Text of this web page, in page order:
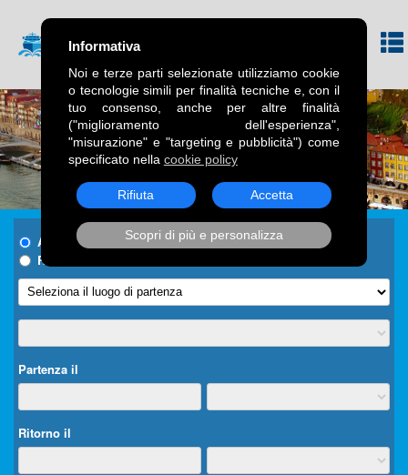
Informativa
Noi e terze parti selezionate utilizziamo cookie
o tecnologie simili per finalità tecniche e, con il
tuo consenso, anche per altre finalità
("miglioramento dell'esperienza",
"misurazione" e "targeting e pubblicità") come
specificato nella cookie policy
Rifiuta Accetta
Scopri di più e personalizza